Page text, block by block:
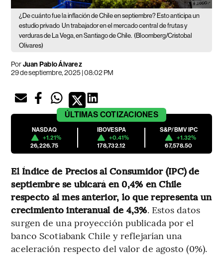
¿De cuánto fue la inflación de Chile en septiembre? Esto anticipa un
estudio privado Un trabajador en el mercado central de frutas y
verduras de La Vega, en Santiago de Chile. (Bloomberg/Cristobal
Olivares)
PorJuan Pablo Álvarez
29 de septiembre, 2025 | 08:02 PM
ÚLTIMAS COTIZACIONES
NASDAQ
+1.21%
26,226.75
IBOVESPA
+0.41%
178,732.12
S&P/BMV IPC
+1.32%
67,578.50
El Índice de Precios al Consumidor (IPC) de
septiembre se ubicará en 0,4% en Chile
respecto al mes anterior, lo que representa un
crecimiento interanual de 4,3%. Estos datos
surgen de una proyección publicada por el
banco Scotiabank Chile y reflejarían una
aceleración respecto del valor de agosto (0%).